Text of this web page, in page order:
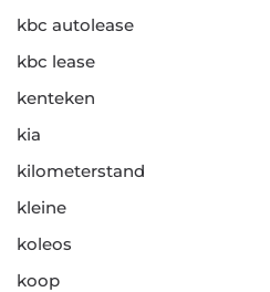
kbc autolease
kbc lease
kenteken
kia
kilometerstand
kleine
koleos
koop